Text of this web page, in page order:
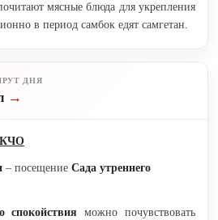
мясные блюда для укрепления
в период самбок едят самгетан.
ДНЯ
– посещение Сада утреннего
спокойствия можно почувствовать